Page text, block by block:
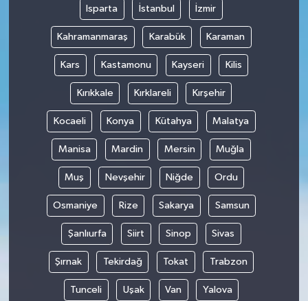
Isparta İstanbul İzmir
Kahramanmaraş Karabük Karaman
Kars Kastamonu Kayseri Kilis
Kırıkkale Kırklareli Kırşehir
Kocaeli Konya Kütahya Malatya
Manisa Mardin Mersin Muğla
Muş Nevşehir Niğde Ordu
Osmaniye Rize Sakarya Samsun
Şanlıurfa Siirt Sinop Sivas
Şırnak Tekirdağ Tokat Trabzon
Tunceli Uşak Van Yalova